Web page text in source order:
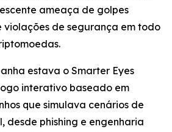
ameaça de golpes
violações de segurança em todo
estava o Smarter Eyes
interativo baseado em
que simulava cenários de
desde phishing e engenharia